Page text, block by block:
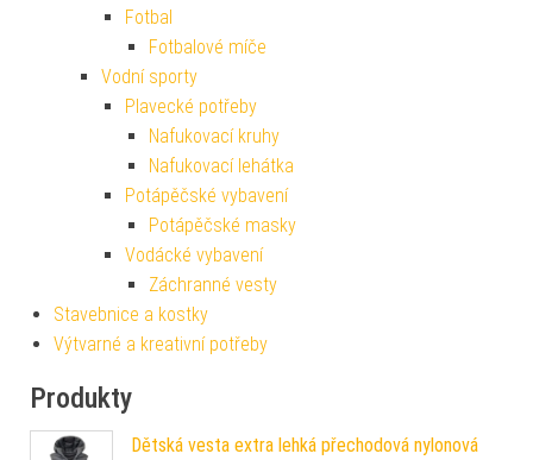
Fotbal
Fotbalové míče
Vodní sporty
Plavecké potřeby
Nafukovací kruhy
Nafukovací lehátka
Potápěčské vybavení
Potápěčské masky
Vodácké vybavení
Záchranné vesty
Stavebnice a kostky
Výtvarné a kreativní potřeby
Produkty
Dětská vesta extra lehká přechodová nylonová